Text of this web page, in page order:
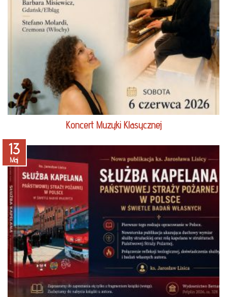
czytaj więcej
Koncert Muzyki Klasycznej
13
Maj
czytaj więcej